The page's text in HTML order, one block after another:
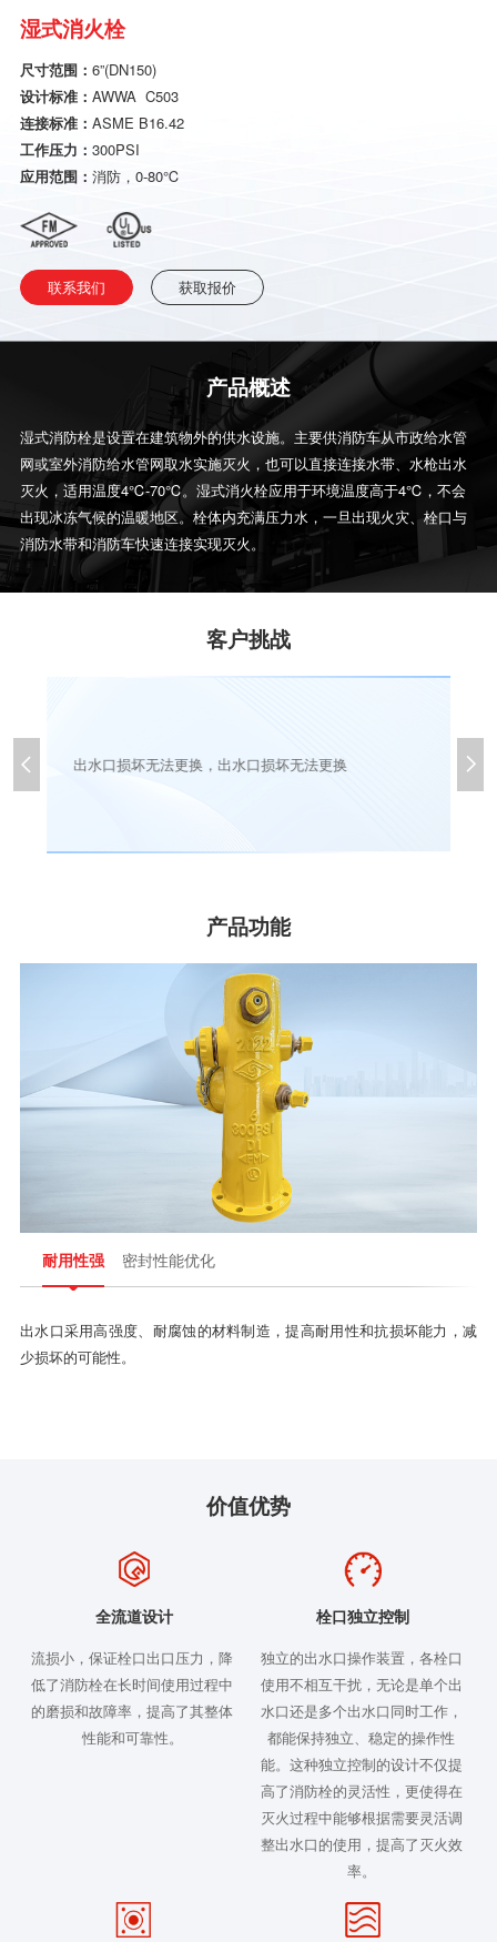
湿式消火栓
尺寸范围： 6”(DN150)
设计标准： AWWA C503
连接标准： ASME B16.42
工作压力 ： 300PSI
应用范围： 消防，0-80℃
联系我们 获取报价
产品概述
湿式消防栓是设置在建筑物外的供水设施。主要供消防车从市政给水管
网或室外消防给水管网取水实施灭火，也可以直接连接水带、水枪出水
灭火，适用温度4℃-70℃。湿式消火栓应用于环境温度高于4℃，不会
出现冰冻气候的温暖地区。栓体内充满压力水，一旦出现火灾、栓口与
消防水带和消防车快速连接实现灭火。
客户挑战
出水口损坏无法更换，出水口损坏无法更换 

产品功能
耐用性强 密封性能优化
出水口采用高强度、耐腐蚀的材料制造，提高耐用性和抗损坏能力，减
少损坏的可能性。
价值优势
全流道设计
流损小，保证栓口出口压力，降
低了消防栓在长时间使用过程中
的磨损和故障率，提高了其整体
性能和可靠性。
栓口独立控制
独立的出水口操作装置，各栓口
使用不相互干扰，无论是单个出
水口还是多个出水口同时工作，
都能保持独立、稳定的操作性
能。这种独立控制的设计不仅提
高了消防栓的灵活性，更使得在
灭火过程中能够根据需要灵活调
整出水口的使用，提高了灭火效
率。